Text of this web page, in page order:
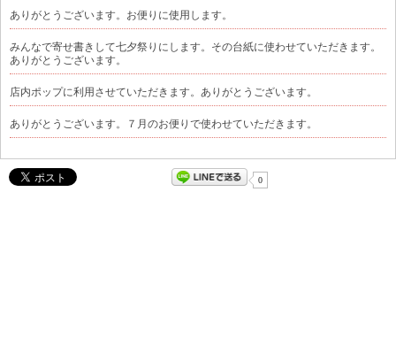
ありがとうございます。お便りに使用します。
みんなで寄せ書きして七夕祭りにします。その台紙に使わせていただきます。
ありがとうございます。
店内ポップに利用させていただきます。ありがとうございます。
ありがとうございます。７月のお便りで使わせていただきます。
0